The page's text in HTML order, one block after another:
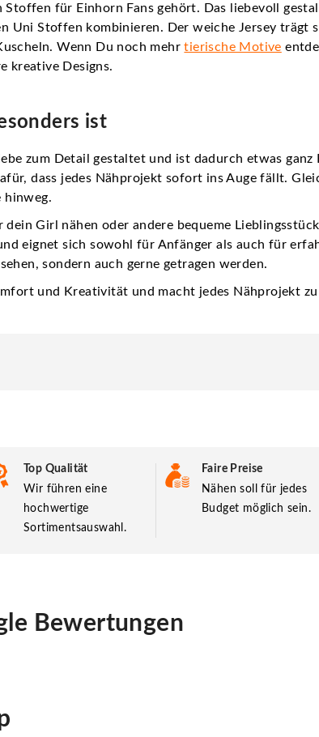
Stoffen für Einhorn Fans gehört. Das liebevoll
Uni Stoffen kombinieren. Der weiche Jersey trägt
Wenn Du noch mehrtierische Motive
kreative Designs.
ist
zum Detail gestaltet und ist dadurch etwas ganz
dass jedes Nähprojekt sofort ins Auge fällt.
hinweg.
dein Girl
nähen oder andere bequeme
eignet sich sowohl für Anfänger als auch für
sondern auch gerne getragen werden.
und Kreativität und macht jedes Nähprojekt zu
Top Qualität
Wir führen eine
hochwertige
Sortimentsauswahl.
Faire Preise
Nähen soll für jedes
Budget möglich sein.
Bewertungen